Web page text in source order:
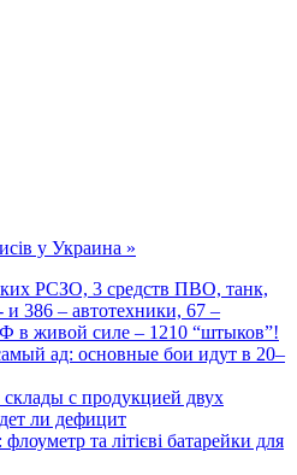
у Украина »
РСЗО, 3 средств ПВО, танк,
и 386 – автотехники, 67 –
в живой силе – 1210 “штыков”!
ад: основные бои идут в 20–
с продукцией двух
ли дефицит
та літієві батарейки для